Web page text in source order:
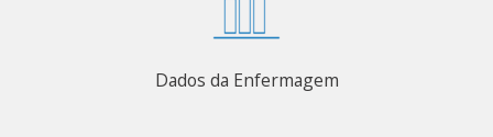
Dados da Enfermagem